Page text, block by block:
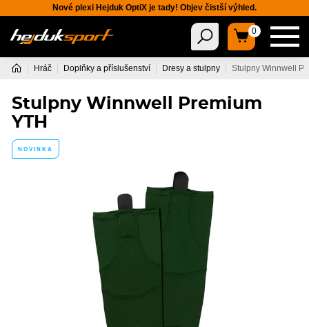
Nové plexi Hejduk OptiX je tady! Objev čistší výhled.
0
Hráč Doplňky a příslušenství Dresy a stulpny Stulpny Winnwell
Stulpny Winnwell Premium
YTH
NOVINKA